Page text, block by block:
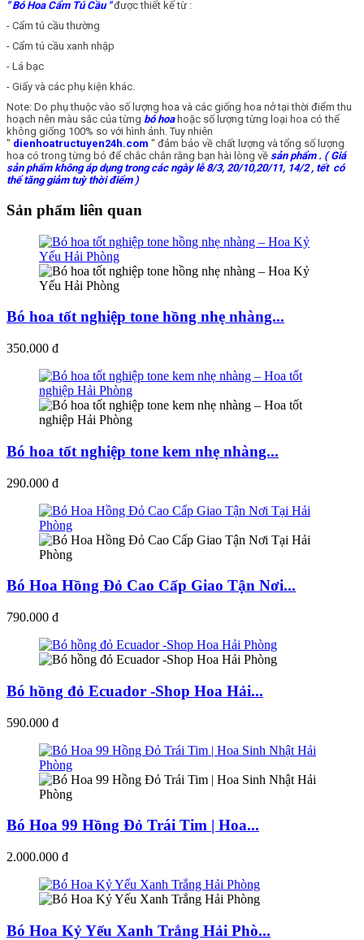
" Bó Hoa Cẩm Tú Cầu "được thiết kế từ :
- Cẩm tú cầu thường
- Cẩm tú cầu xanh nhập
- Lá bạc
- Giấy và các phụ kiện khác.
Note: Do phụ thuộc vào số lượng hoa và các giống hoa nở tại thời điểm thu
hoạch nên màu sắc của từng bó hoahoặc số lượng từng loại hoa có thể
không giống 100% so với hình ảnh. Tuy nhiên
" dienhoatructuyen24h.com " đảm bảo về chất lượng và tổng số lượng
hoa có trong từng bó để chắc chắn rằng bạn hài lòng về sản phẩm. ( Giá
sản phẩm không áp dụng trong các ngày lễ 8/3, 20/10,20/11, 14/2 , tết có
thể tăng giảm tuỳ thời điểm )
Sản phẩm liên quan
Bó hoa tốt nghiệp tone hồng nhẹ nhàng...
350.000 đ
Bó hoa tốt nghiệp tone kem nhẹ nhàng...
290.000 đ
Bó Hoa Hồng Đỏ Cao Cấp Giao Tận Nơi...
790.000 đ
Bó hồng đỏ Ecuador -Shop Hoa Hải...
590.000 đ
Bó Hoa 99 Hồng Đỏ Trái Tim | Hoa...
2.000.000 đ
Bó Hoa Kỷ Yếu Xanh Trắng Hải Phò...